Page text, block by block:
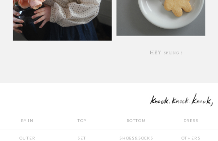
BY IN TOP BOTTOM DRESS
OUTER SET SHOES&SOCKS OTHERS